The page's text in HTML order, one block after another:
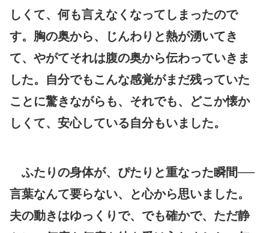
しくて、何も言えなくなってしまったので
す。胸の奥から、じんわりと熱が湧いてき
て、やがてそれは腹の奥から伝わっていきま
した。自分でもこんな感覚がまだ残っていた
ことに驚きながらも、それでも、どこか懐か
しくて、安心している自分もいました。
ふたりの身体が、ぴたりと重なった瞬間──
言葉なんて要らない、と心から思いました。
夫の動きはゆっくりで、でも確かで、ただ静